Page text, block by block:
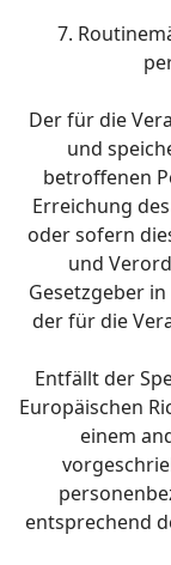
7.
Der für die
und
betroffenen
Erreichung
oder sofern
und
Gesetzgeber
der für die
Entfällt der
Europäischen
einem
entsprechend